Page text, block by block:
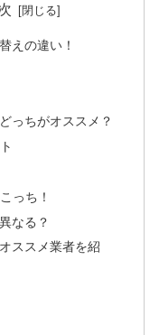
えの違い！
っちがオススメ？
っち！
なる？
ススメ業者を紹